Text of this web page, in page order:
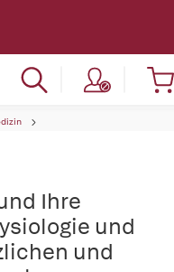
Ihre
und
und